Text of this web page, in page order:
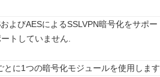
よびAESによるSSLVPN暗号化をサポー
トしていません.
に1つの暗号化モジュールを使用します.